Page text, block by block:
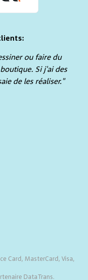
ou faire du
Si j'ai des
de les réaliser."
Card, MasterCard, Visa,
DataTrans.